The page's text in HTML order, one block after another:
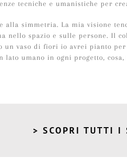
tecniche e umanistiche per
simmetria. La mia visione
nello spazio e sulle persone. Il
un vaso di fiori io avrei pianto
lato umano in ogni progetto,
> SCOPRI TUTTI I